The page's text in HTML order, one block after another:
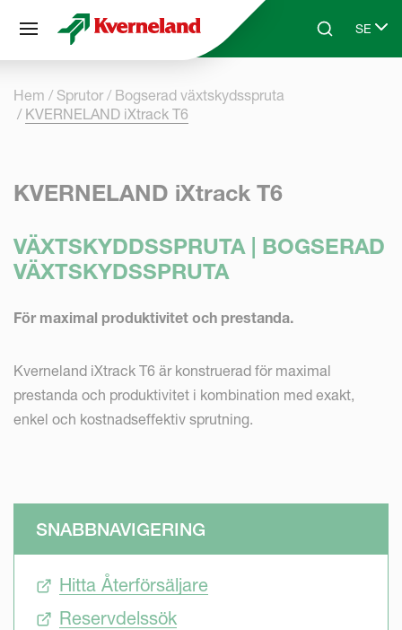
Skip to main contentSearchSE
Select
Hem Sprutor
Bogserad växtskydsspruta
KVERNELAND iXtrack T6
KVERNELAND iXtrack T6
VÄXTSKYDDSSPRUTA | BOGSERAD
VÄXTSKYDSSPRUTA
För maximal produktivitet och prestanda.
Kverneland iXtrack T6 är konstruerad för maximal
prestanda och produktivitet i kombination med exakt,
enkel och kostnadseffektiv sprutning.
SNABBNAVIGERING
Hitta Återförsäljare
Reservdelssök
Cookie- hanteringspanel